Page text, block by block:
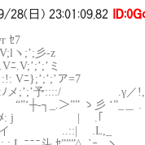
28(日) 23:01:09.82
: : : : :
:v: : :.ﾍ
: : : : :V: : :
V: : : : : :V:
: : ＞ ‘”~: :!: Vﾆ
ミ: ハ:ﾉメ;’;’予
￣ “”‘┼‐┐_.＞””
,’: ﾒ: j | .｢ `
イ ..::| .L,_